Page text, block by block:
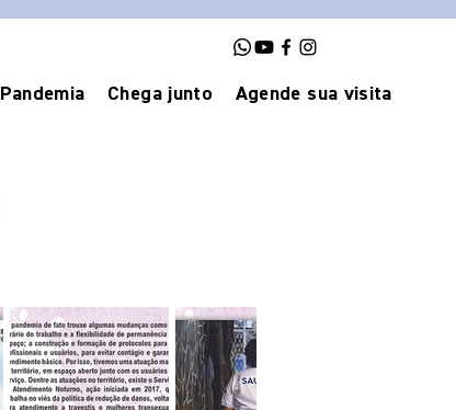
Pandemia Chega junto Agende sua visita